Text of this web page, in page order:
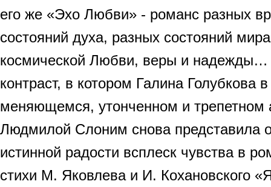
его же «Эхо Любви» - романс разных
состояний духа, разных состояний
космической Любви, веры и
контраст, в котором Галина Голубкова
меняющемся, утонченном и трепетном
Людмилой Слоним снова представила
истинной радости всплеск чувства в
стихи М. Яковлева и И. Кохановского